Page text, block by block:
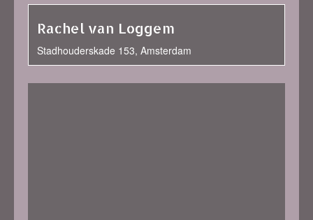
Rachel van Loggem
Stadhouderskade 153, Amsterdam